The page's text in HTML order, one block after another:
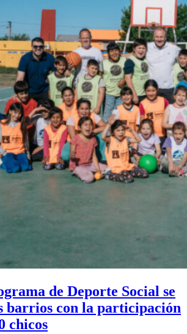
de Deporte Social se
barrios con la participación
chicos